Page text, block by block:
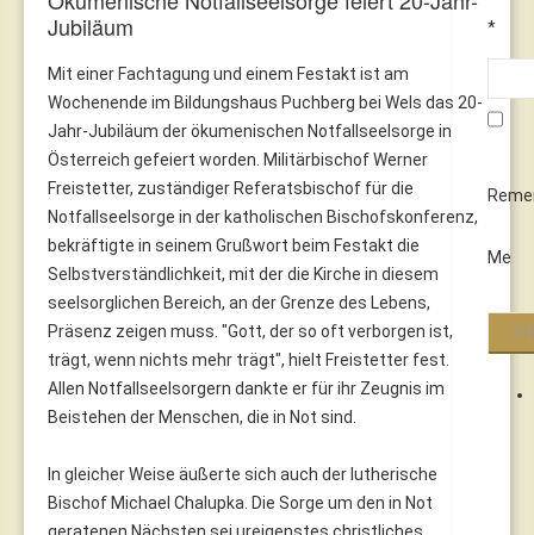
*
Me
Jubiläum
Mit einer Fachtagung und einem Festakt ist am
Wochenende im Bildungshaus Puchberg bei Wels das 20-
Jahr-Jubiläum der ökumenischen Notfallseelsorge in
Österreich gefeiert worden. Militärbischof Werner
Freistetter, zuständiger Referatsbischof für die
Notfallseelsorge in der katholischen Bischofskonferenz,
bekräftigte in seinem Grußwort beim Festakt die
Selbstverständlichkeit, mit der die Kirche in diesem
seelsorglichen Bereich, an der Grenze des Lebens,
Präsenz zeigen muss. "Gott, der so oft verborgen ist,
trägt, wenn nichts mehr trägt", hielt Freistetter fest.
Allen Notfallseelsorgern dankte er für ihr Zeugnis im
Beistehen der Menschen, die in Not sind.
In gleicher Weise äußerte sich auch der lutherische
Bischof Michael Chalupka. Die Sorge um den in Not
geratenen Nächsten sei ureigenstes christliches